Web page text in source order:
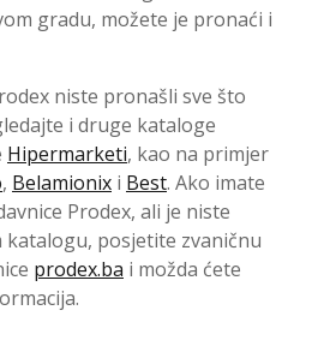
gradu, možete je pronaći i
niste pronašli sve što
i druge kataloge
Hipermarketi, kao na primjer
, Belamionix i Best. Ako imate
Prodex, ali je niste
posjetite zvaničnu
prodex.ba i možda ćete